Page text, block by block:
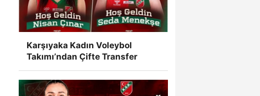
Karşıyaka Kadın Voleybol
Takımı’ndan Çifte Transfer